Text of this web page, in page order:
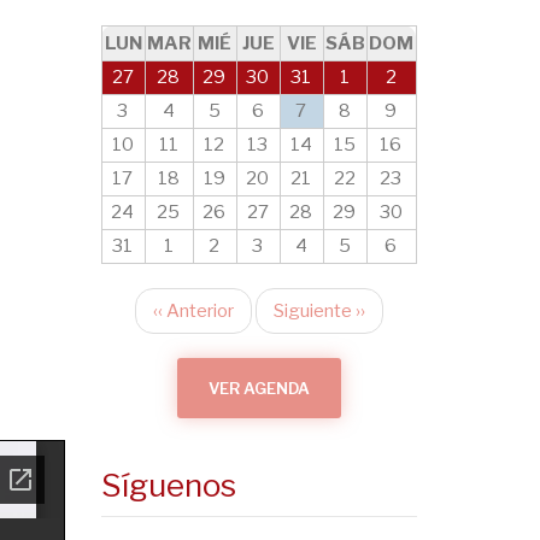
LUN MAR MIÉ JUE VIE SÁB DOM
27
28 29 30 31 1
2
3
4 5 6 7 8
9
10
11 12 13 14 15
16
17
18 19 20 21 22
23
24
25 26 27 28 29
30
31
1 2 3 4 5 6
Paginación
‹‹ Anterior Siguiente ››
VER AGENDA
Síguenos